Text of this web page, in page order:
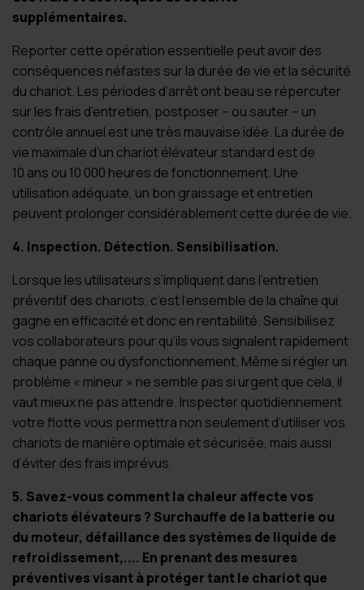
supplémentaires.
Reporter cette opération essentielle peut avoir des
conséquences néfastes sur la durée de vie et la sécurité
du chariot. Les périodes d’arrêt ont beau se répercuter
sur les frais d’entretien, postposer – ou sauter – un
contrôle annuel est une très mauvaise idée. La durée de
vie maximale d’un chariot élévateur standard est de
10 ans ou 10 000 heures de fonctionnement. Une
utilisation adéquate, un bon graissage et entretien
peuvent prolonger considérablement cette durée de vie.
4. Inspection. Détection. Sensibilisation.
Lorsque les utilisateurs s’impliquent dans l’entretien
préventif des chariots, c’est l’ensemble de la chaîne qui
gagne en efficacité et donc en rentabilité. Sensibilisez
vos collaborateurs pour qu’ils vous signalent rapidement
chaque panne ou dysfonctionnement. Même si régler un
problème « mineur » ne semble pas si urgent que cela, il
vaut mieux ne pas attendre. Inspecter quotidiennement
votre flotte vous permettra non seulement d’utiliser vos
chariots de manière optimale et sécurisée, mais aussi
d’éviter des frais imprévus.
5. Savez-vous comment la chaleur affecte vos
chariots élévateurs ? Surchauffe de la batterie ou
du moteur, défaillance des systèmes de liquide de
refroidissement,.... En prenant des mesures
préventives visant à protéger tant le chariot que